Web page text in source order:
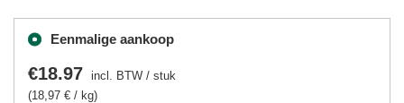
Eenmalige aankoop
€18.97 incl. BTW / stuk
(18,97 € / kg)